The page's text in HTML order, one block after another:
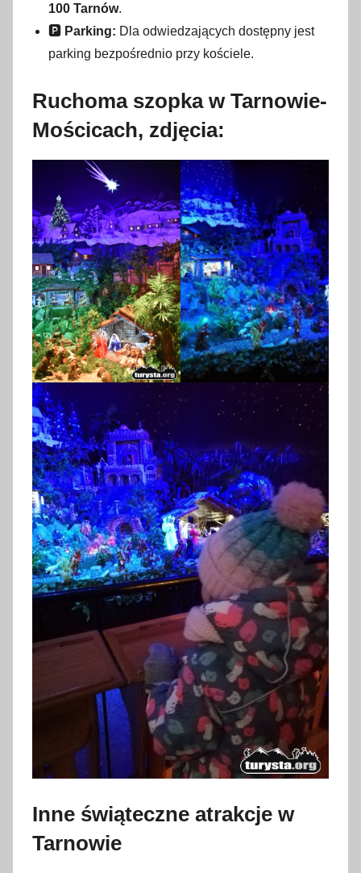
100 Tarnów.
🅿️ Parking: Dla odwiedzających dostępny jest
parking bezpośrednio przy kościele.
Ruchoma szopka w Tarnowie-
Mościcach, zdjęcia:
Inne świąteczne atrakcje w
Tarnowie